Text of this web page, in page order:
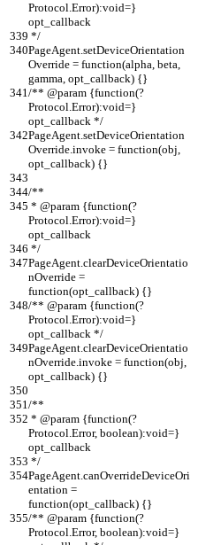
Protocol.Error):void=}
opt_callback
*/
PageAgent.setDeviceOrientation
Override = function(alpha, beta,
gamma, opt_callback) {}
/** @param {function(?
Protocol.Error):void=}
opt_callback */
PageAgent.setDeviceOrientation
Override.invoke = function(obj,
opt_callback) {}
/**
Protocol.Error):void=}
opt_callback
*/
PageAgent.clearDeviceOrientatio
nOverride =
function(opt_callback) {}
/** @param {function(?
Protocol.Error):void=}
opt_callback */
PageAgent.clearDeviceOrientatio
nOverride.invoke = function(obj,
opt_callback) {}
/**
Protocol.Error, boolean):void=}
opt_callback
*/
PageAgent.canOverrideDeviceOri
entation =
function(opt_callback) {}
/** @param {function(?
Protocol.Error, boolean):void=}